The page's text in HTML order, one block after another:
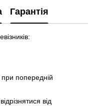
Гарантія
попередній
від